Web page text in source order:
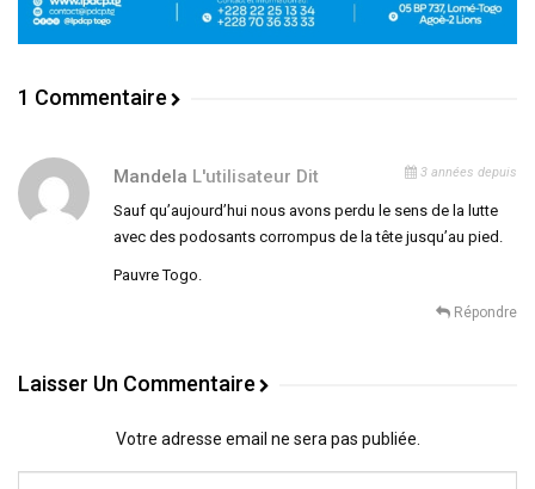
1 Commentaire
Mandela L'utilisateur Dit 3 années depuis
Sauf qu’aujourd’hui nous avons perdu le sens de la lutte
avec des podosants corrompus de la tête jusqu’au pied.
Pauvre Togo.
Répondre
Laisser Un Commentaire
Votre adresse email ne sera pas publiée.